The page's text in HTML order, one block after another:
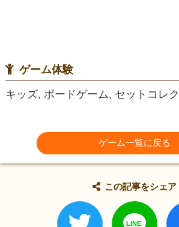
ゲーム体験
キッズ, ボードゲーム, セットコレ
ゲーム一覧に戻る
この記事をシェア